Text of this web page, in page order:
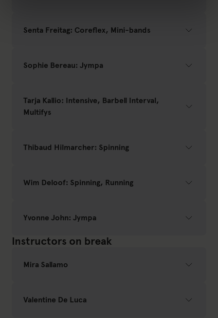
Senta Freitag: Coreflex, Mini-bands
Sophie Bereau: Jympa
Tarja Kallio: Intensive, Barbell Interval,
Multifys
Thibaud Hilmarcher: Spinning
Wim Deloof: Spinning, Running
Yvonne John: Jympa
Instructors on break
Mira Sallamo
Valentine De Luca